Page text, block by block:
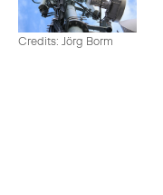
Credits: Jörg Borm